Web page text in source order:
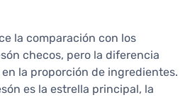
la comparación con los
checos, pero la diferencia
la proporción de ingredientes.
es la estrella principal, la